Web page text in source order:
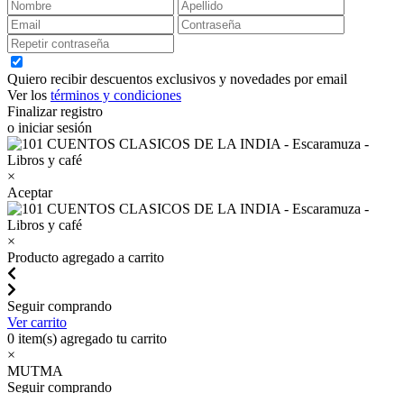
Quiero recibir descuentos exclusivos y novedades por email
Ver los términos y condiciones
Finalizar registro
o iniciar sesión
×
Aceptar
×
Producto agregado a carrito
Seguir comprando
Ver carrito
0 item(s) agregado tu carrito
×
MUTMA
Seguir comprando